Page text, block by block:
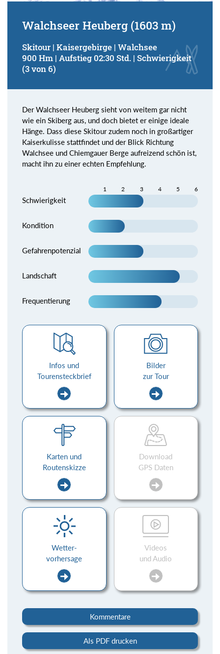
Walchseer Heuberg (1603 m)
Skitour | Kaisergebirge | Walchsee
900 Hm | Aufstieg 02:30 Std. | Schwierigkeit
(3 von 6)
Der Walchseer Heuberg sieht von weitem gar nicht
wie ein Skiberg aus, und doch bietet er einige ideale
Hänge. Dass diese Skitour zudem noch in großartiger
Kaiserkulisse stattfindet und der Blick Richtung
Walchsee und Chiemgauer Berge aufreizend schön ist,
macht ihn zu einer echten Empfehlung.
1 2 3 4 5 6
Schwierigkeit
Kondition
Gefahrenpotenzial
Landschaft
Frequentierung
Infos und
Tourensteckbrief
Bilder
zur Tour
Karten und
Routenskizze
Download
GPS Daten
Wetter-
vorhersage
Videos
und Audio
Kommentare
Als PDF drucken